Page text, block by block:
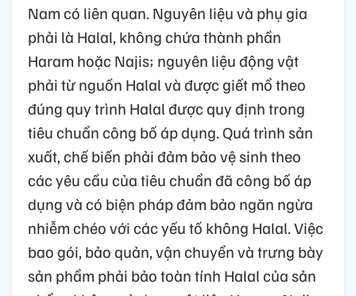
Nam có liên quan. Nguyên liệu và phụ gia
phải là Halal, không chứa thành phần
Haram hoặc Najis; nguyên liệu động vật
phải từ nguồn Halal và được giết mổ theo
đúng quy trình Halal được quy định trong
tiêu chuẩn công bố áp dụng. Quá trình sản
xuất, chế biến phải đảm bảo vệ sinh theo
các yêu cầu của tiêu chuẩn đã công bố áp
dụng và có biện pháp đảm bảo ngăn ngừa
nhiễm chéo với các yếu tố không Halal. Việc
bao gói, bảo quản, vận chuyển và trưng bày
sản phẩm phải bảo toàn tính Halal của sản